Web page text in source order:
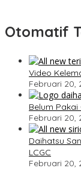
Otomatif
Video
Februari 20,
Belum
Februari 20,
Daihatsu
LCGC
Februari 20,